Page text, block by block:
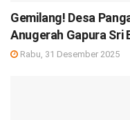
Gemilang! Desa
Anugerah Gapura Sri
Rabu, 31 Desember 2025